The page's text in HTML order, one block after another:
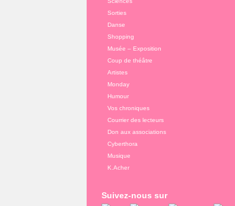
Sorties
Danse
Shopping
Musée – Exposition
Coup de théâtre
Artistes
Monday
Humour
Vos chroniques
Courrier des lecteurs
Don aux associations
Cyberthora
Musique
K.Acher
Suivez-nous sur